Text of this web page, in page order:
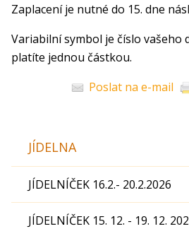
Zaplacení je nutné do 15. dne
Variabilní symbol je číslo vašeho
platíte jednou částkou.
Poslat na e-mail
JÍDELNA
JÍDELNÍČEK 16.2.- 20.2.2026
JÍDELNÍČEK 15. 12. - 19. 12.